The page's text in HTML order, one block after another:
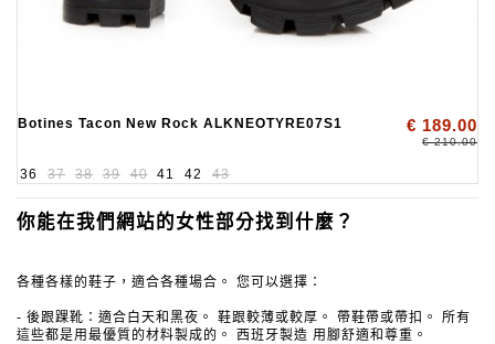
Botines Tacon New Rock ALKNEOTYRE07S1 € 189.00
€ 210.00
36 37 38 39 40 41 42 43
你能在我們網站的女性部分找到什麼？
各種各樣的鞋子，適合各種場合。 您可以選擇：
- 後跟踝靴：適合白天和黑夜。 鞋跟較薄或較厚。 帶鞋帶或帶扣。
所有
這些都是用最優質的材料製成的。
西班牙製造 用腳舒適和尊重。